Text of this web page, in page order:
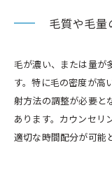
毛質や毛量
毛が濃い、または量が
す。特に毛の密度が高
射方法の調整が必要と
あります。カウンセリ
適切な時間配分が可能